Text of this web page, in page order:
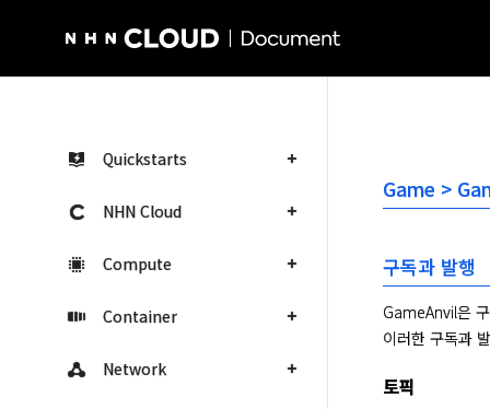
Quickstarts
NHN Cloud
Compute
Container
Network
Game >
구독과 발행
GameAnvil은
이러한 구독과
토픽